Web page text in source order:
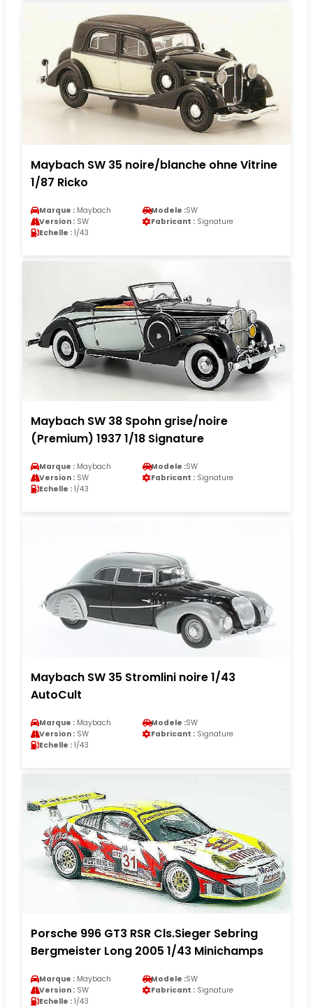
Maybach SW 35 noire/blanche ohne Vitrine
1/87 Ricko
Marque : Maybach Modele :SW
Version : SW Fabricant : Signature
Echelle : 1/43
Maybach SW 38 Spohn grise/noire
(Premium) 1937 1/18 Signature
Marque : Maybach Modele :SW
Version : SW Fabricant : Signature
Echelle : 1/43
Maybach SW 35 Stromlini noire 1/43
AutoCult
Marque : Maybach Modele :SW
Version : SW Fabricant : Signature
Echelle : 1/43
Porsche 996 GT3 RSR Cls.Sieger Sebring
Bergmeister Long 2005 1/43 Minichamps
Marque : Maybach Modele :SW
Version : SW Fabricant : Signature
Echelle : 1/43